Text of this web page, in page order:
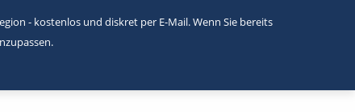
- kostenlos und diskret per E-Mail. Wenn Sie bereits